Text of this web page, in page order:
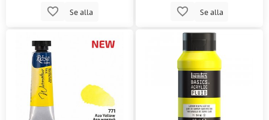
Se alla Se alla